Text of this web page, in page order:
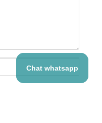
Chat whatsapp